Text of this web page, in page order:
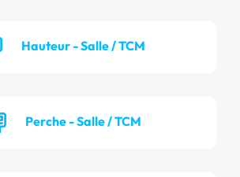
Hauteur - Salle / TCM
Perche - Salle / TCM